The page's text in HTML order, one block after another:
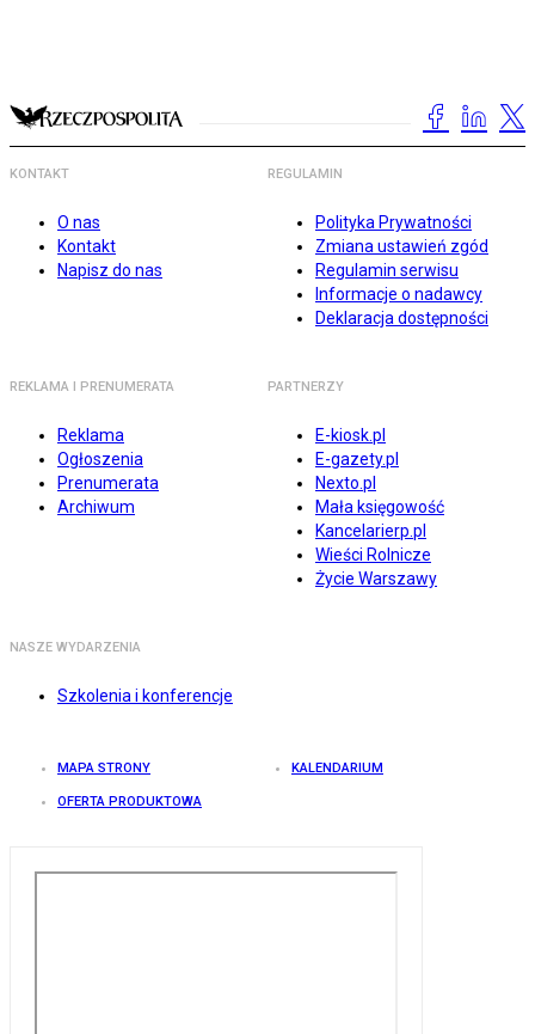
KONTAKT
O nas
Kontakt
Napisz do nas
REGULAMIN
Polityka Prywatności
Zmiana ustawień zgód
Regulamin serwisu
Informacje o nadawcy
Deklaracja dostępności
REKLAMA I PRENUMERATA
Reklama
Ogłoszenia
Prenumerata
Archiwum
PARTNERZY
E-kiosk.pl
E-gazety.pl
Nexto.pl
Mała księgowość
Kancelarierp.pl
Wieści Rolnicze
Życie Warszawy
NASZE WYDARZENIA
Szkolenia i konferencje
MAPA STRONY KALENDARIUM
OFERTA PRODUKTOWA